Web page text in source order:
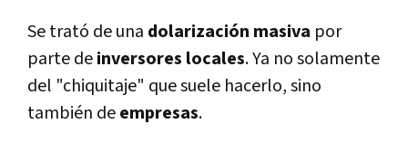
Se trató de una dolarización masiva por
parte deinversores locales. Ya no solamente
del "chiquitaje" que suele hacerlo, sino
también deempresas.